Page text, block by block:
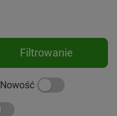
Filtrowanie
Nowość